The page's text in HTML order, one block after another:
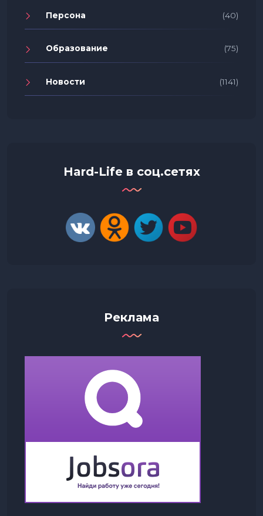
Персона (40)
Образование (75)
Новости (1141)
Hard-Life в соц.сетях
Реклама